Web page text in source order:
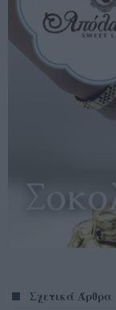
Σχετικά Άρθρα